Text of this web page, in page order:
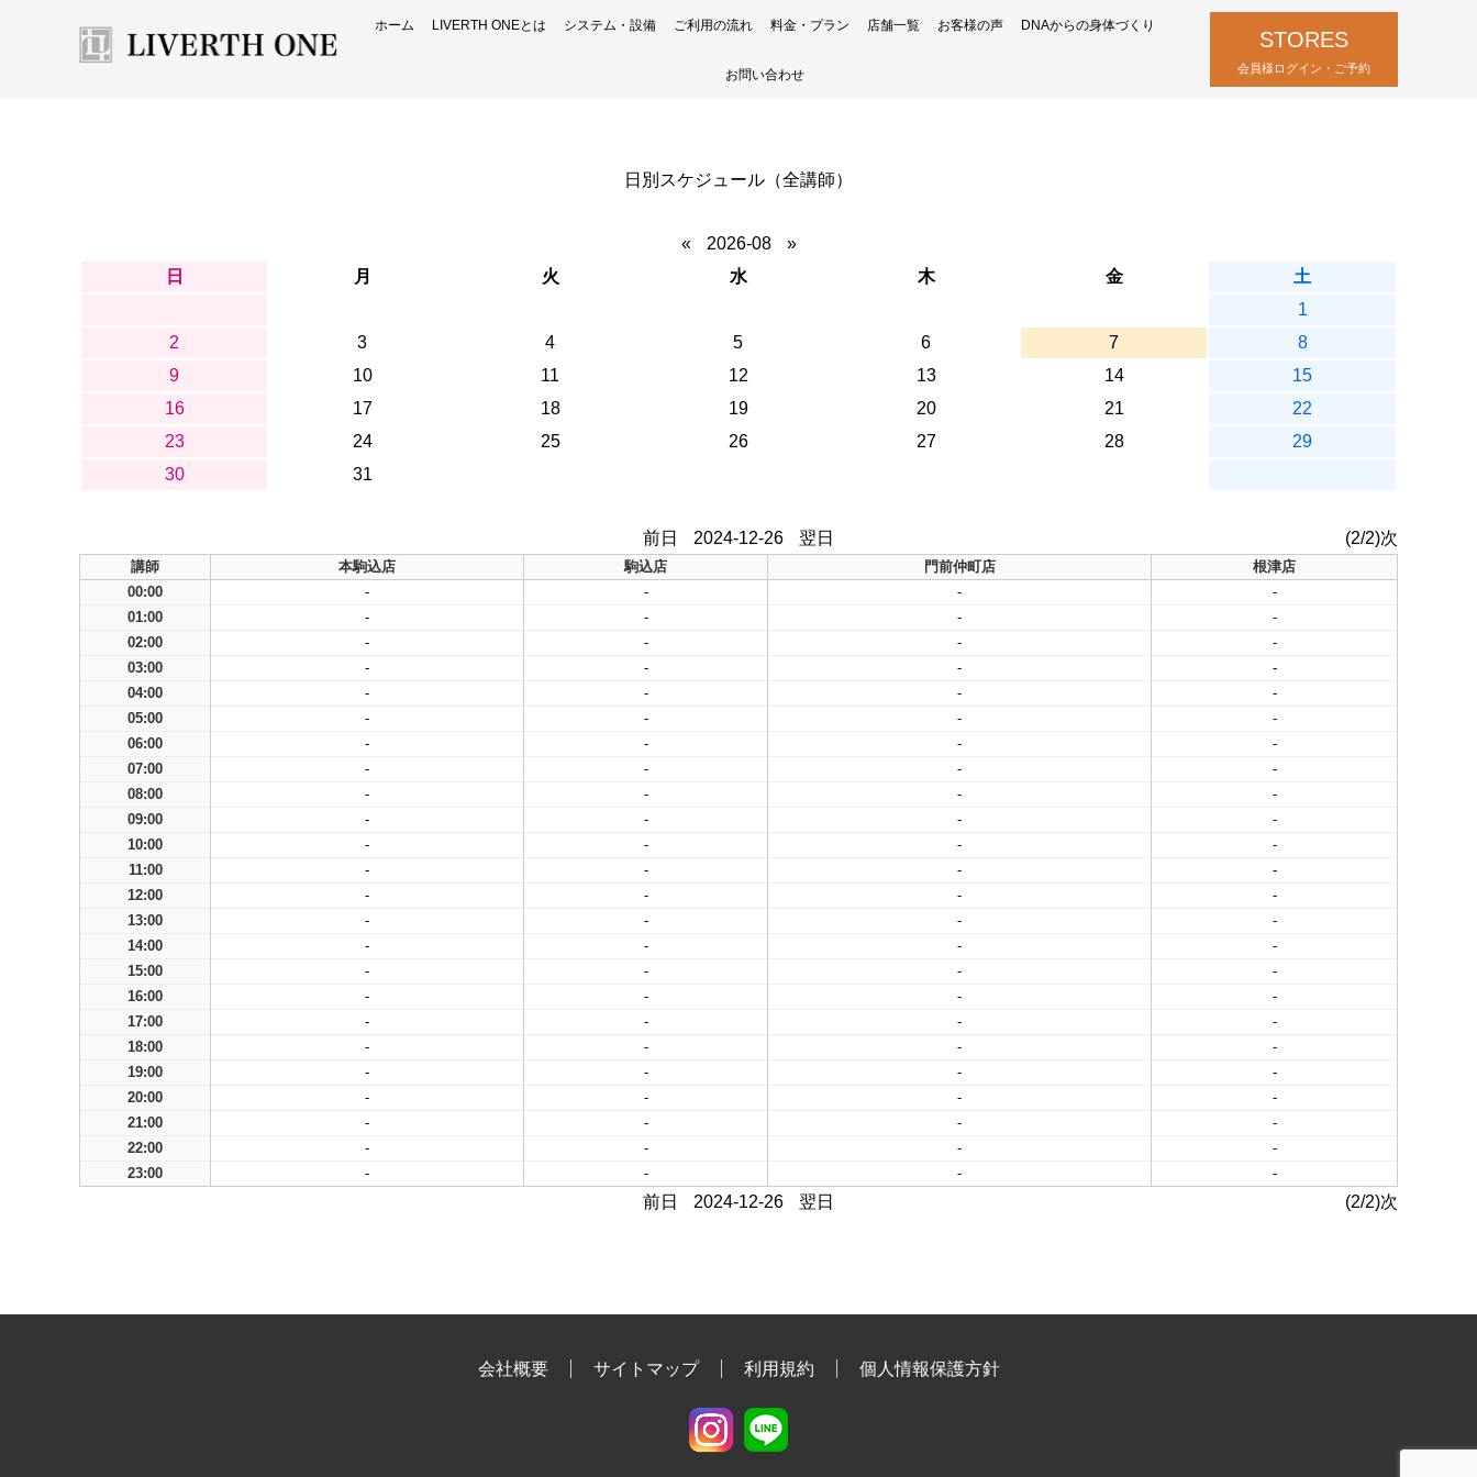
ホーム LIVERTH ONEとは システム・設備 ご利用の流れ 料金・プラン 店舗一覧 お客様の声 DNAからの身体づくり
お問い合わせ
STORES
会員様ログイン・ご予約
日別スケジュール（全講師）
« 2026-08
»
日
月 火 水 木 金
土
1
2
3 4 5 6 7
8
9
10 11 12 13 14
15
16
17 18 19 20 21
22
23
24 25 26 27 28
29
30
31
前日 2024-12-26 翌日 (2/2)次
講師 本駒込店 駒込店 門前仲町店
根津店
00:00
- - -
-
01:00
- - -
-
02:00
- - -
-
03:00
- - -
-
04:00
- - -
-
05:00
- - -
-
06:00
- - -
-
07:00
- - -
-
08:00
- - -
-
09:00
- - -
-
10:00
- - -
-
11:00
- - -
-
12:00
- - -
-
13:00
- - -
-
14:00
- - -
-
15:00
- - -
-
16:00
- - -
-
17:00
- - -
-
18:00
- - -
-
19:00
- - -
-
20:00
- - -
-
21:00
- - -
-
22:00
- - -
-
23:00
- - - -
前日 2024-12-26 翌日 (2/2)次
会社概要 サイトマップ 利用規約 個人情報保護方針